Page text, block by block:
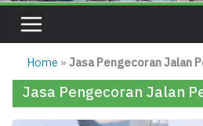
Home »Jasa Pengecoran Jalan
Jasa Pengecoran Jalan